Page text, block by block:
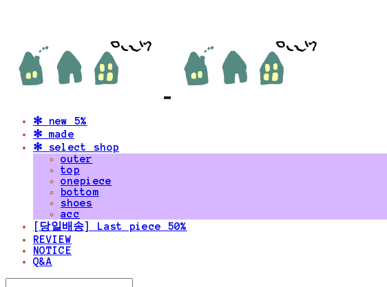
✻ new 5%
✻ made
✻ select shop
outer
top
onepiece
bottom
shoes
acc
[당일배송] Last piece 50%
REVIEW
NOTICE
Q&A